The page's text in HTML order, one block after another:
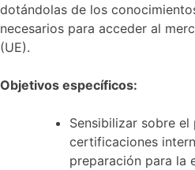
dotándolas de los
necesarios para acceder al
(UE).
Objetivos específicos:
Sensibilizar sobre
certificaciones
preparación para la